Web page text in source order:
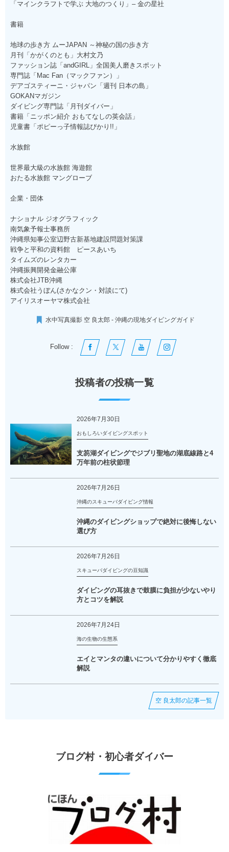
「マインクラフトで学ぶ 大地のつくり」– 金の星社
書籍
地球の歩き方 ムーJAPAN ～神秘の国の歩き方
月刊「かがくのとも」大村文乃
ファッション誌「andGIRL」全国美人磨きスポット
専門誌「Mac Fan（マックファン）」
デアゴスティーニ・ジャパン「週刊 日本の島」
GOKANマガジン
ダイビング専門誌「月刊ダイバー」
書籍「ニッポン紹介 おもてなしの英会話」
児童書「ポピーっ子情報誌ぴかり!!」
水族館
世界最大級の水族館 海遊館
おたる水族館 マングローブ
企業・団体
ナショナル ジオグラフィック
南気象予報士事務所
沖縄県知事公室辺野古新基地建設問題対策課
戦争と平和の資料館 ピースあいち
タイムズのレンタカー
沖縄振興開発金融公庫
株式会社JTB沖縄
株式会社うぼん(さかなクン・対談にて)
アイリスオーヤマ株式会社
水中写真撮影 空 良太郎 - 沖縄の現地ダイビングガイド
Follow :
投稿者の投稿一覧
2026年7月30日
おもしろいダイビングスポット
支笏湖ダイビングでジブリ聖地の湖底線路と4
万年前の柱状節理
2026年7月26日
沖縄のスキューバダイビング情報
沖縄のダイビングショップで絶対に後悔しない
選び方
2026年7月26日
スキューバダイビングの豆知識
ダイビングの耳抜きで鼓膜に負担が少ないやり
方とコツを解説
2026年7月24日
海の生物の生態系
エイとマンタの違いについて分かりやすく徹底
解説
空 良太郎の記事一覧
ブログ村・初心者ダイバー